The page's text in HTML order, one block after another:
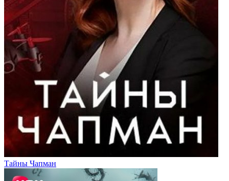
Тайны Чапман